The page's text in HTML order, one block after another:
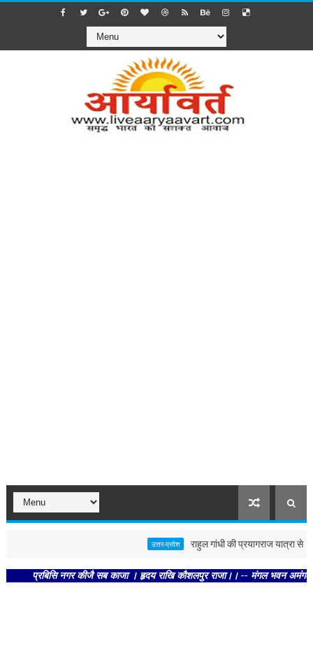
उत्तर-प्रदेश राहुल गांधी की प्रयागराज यात्रा से पहले
प्रबिसि नगर कीजै सब काजा । हृदय राखि कौशलपुर राजा।। -- मंगल भवन अमंगल